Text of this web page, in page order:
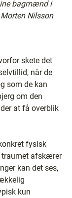
bagmænd i
Nilsson
skete det
når de
som de kan
om den
at få overblik
fysisk
traumet afskærer
kan det ses,
kun